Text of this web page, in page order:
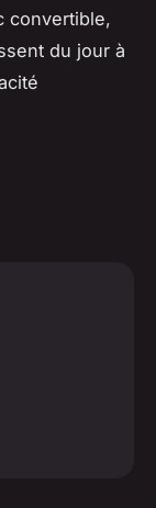
convertible,
du jour à